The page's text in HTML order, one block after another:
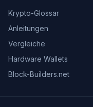
Krypto-Glossar
Anleitungen
Vergleiche
Hardware Wallets
Block-Builders.net